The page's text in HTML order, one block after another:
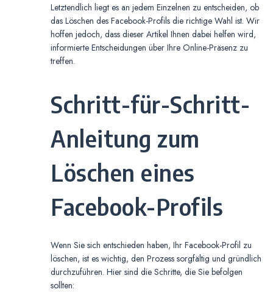
Letztendlich liegt es an jedem Einzelnen zu entscheiden, ob
das Löschen des Facebook-Profils die richtige Wahl ist. Wir
hoffen jedoch, dass dieser Artikel Ihnen dabei helfen wird,
informierte Entscheidungen über Ihre Online-Präsenz zu
treffen.
Schritt-für-Schritt-
Anleitung zum
Löschen eines
Facebook-Profils
Wenn Sie sich entschieden haben, Ihr Facebook-Profil zu
löschen, ist es wichtig, den Prozess sorgfältig und gründlich
durchzuführen. Hier sind die Schritte, die Sie befolgen
sollten: